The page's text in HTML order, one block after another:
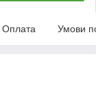
Оплата Умови